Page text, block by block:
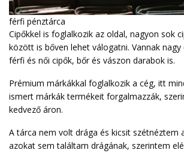
férfi pénztárca
Cipőkkel is foglalkozik az oldal, nagyon sok
között is bőven lehet válogatni. Vannak nagy
férfi és női cipők, bőr és vászon darabok is.
Prémium márkákkal foglalkozik a cég, itt
ismert márkák termékeit forgalmazzák,
kedvező áron.
A tárca nem volt drága és kicsit szétnéztem
azokat sem találtam drágának, szerintem